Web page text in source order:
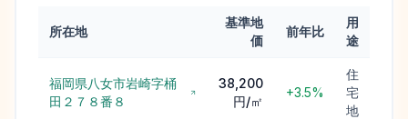
所在地
基準地
価
前年比
用
途
福岡県八女市岩崎字桶
田２７８番８
38,200
円/㎡
+3.5%
住
宅
地